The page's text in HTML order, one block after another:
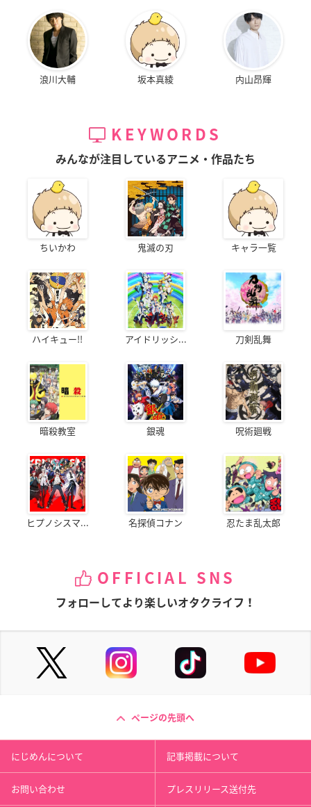
浪川大輔 坂本真綾 内山昂輝
KEYWORDS
みんなが注目しているアニメ・作品たち
ちいかわ 鬼滅の刃 キャラ一覧
ハイキュー!! アイドリッシ... 刀剣乱舞
暗殺教室 銀魂 呪術廻戦
ヒプノシスマ... 名探偵コナン 忍たま乱太郎
OFFICIAL SNS
フォローしてより楽しいオタクライフ！
ページの先頭へ
にじめんについて 記事掲載について
お問い合わせ プレスリリース送付先